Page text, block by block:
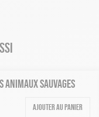
ANIMAUX SAUVAGES
Ajouter au panier